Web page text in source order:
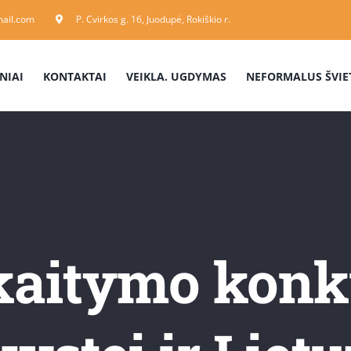
P. Cvirkos g. 16, Juodupė, Rokiškio r.
KONTAKTAI VEIKLA. UGDYMAS NEFORMALUS